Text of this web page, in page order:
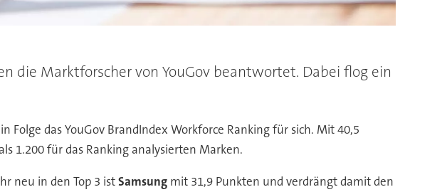
die Marktforscher von YouGov beantwortet. Dabei flog ein
das YouGov BrandIndex Workforce Ranking für sich. Mit 40,5
1.200 für das Ranking analysierten Marken.
neu in den Top 3 istSamsungmit 31,9 Punkten und verdrängt damit den